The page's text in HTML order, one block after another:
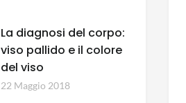
La diagnosi del corpo:
viso pallido e il colore
del viso
22 Maggio 2018